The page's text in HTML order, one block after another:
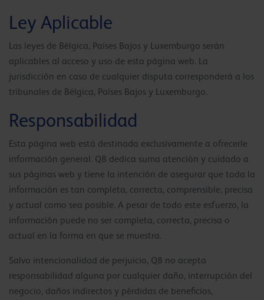
Ley Aplicable
Las leyes de Bélgica, Países Bajos y Luxemburgo serán
aplicables al acceso y uso de esta página web. La
jurisdicción en caso de cualquier disputa corresponderá a los
tribunales de Bélgica, Países Bajos y Luxemburgo.
Responsabilidad
Esta página web está destinada exclusivamente a ofrecerle
información general. Q8 dedica suma atención y cuidado a
sus páginas web y tiene la intención de asegurar que toda la
información es tan completa, correcta, comprensible, precisa
y actual como sea posible. A pesar de todo este esfuerzo, la
información puede no ser completa, correcta, precisa o
actual en la forma en que se muestra.
Salvo intencionalidad de perjuicio, Q8 no acepta
responsabilidad alguna por cualquier daño, interrupción del
negocio, daños indirectos y pérdidas de beneficios,